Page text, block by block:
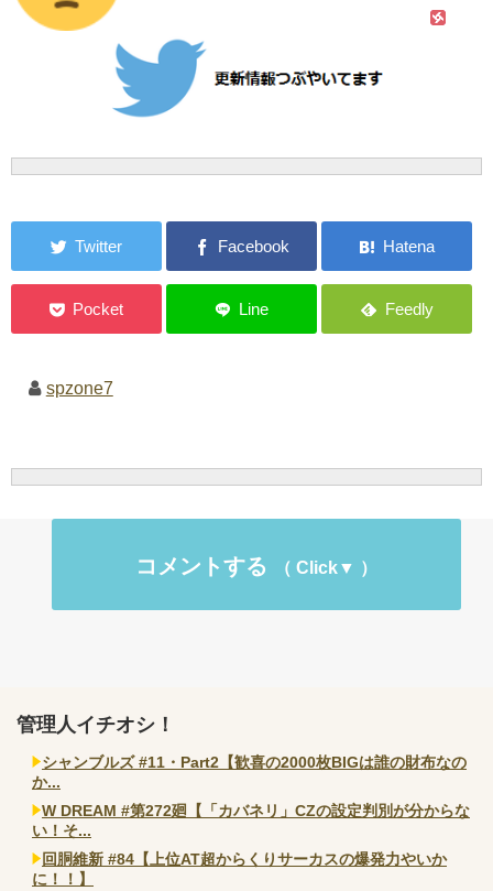
spzone7
コメントする
管理人イチオシ！
シャンブルズ #11・Part2【歓喜の2000枚BIGは誰の財布なの
か...
W DREAM #第272廻【「カバネリ」CZの設定判別が分からな
い！そ...
回胴維新 #84【上位AT超からくりサーカスの爆発力やいか
に！！】